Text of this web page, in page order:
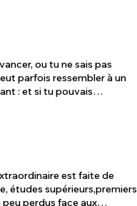
ou tu ne sais pas
parfois ressembler à un
: et si tu pouvais
de ton futur, pour que
tes doutes. Prends cette
de foncer et de
est faite de
études supérieurs,premiers